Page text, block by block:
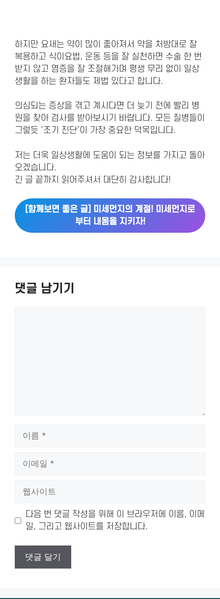
하지만 요새는 약이 많이 좋아져서 약을 처방대로 잘
복용하고 식이요법, 운동 등을 잘 실천하면 수술 한 번
받지 않고 염증을 잘 조절해가며 평생 무리 없이 일상
생활을 하는 환자들도 제법 있다고 합니다.
의심되는 증상을 겪고 계시다면 더 늦기 전에 빨리 병
원을 찾아 검사를 받아보시기 바랍니다. 모든 질병들이
그렇듯 ‘조기 진단’이 가장 중요한 덕목입니다.
저는 더욱 일상생활에 도움이 되는 정보를 가지고 돌아
오겠습니다.
긴 글 끝까지 읽어주셔서 대단히 감사합니다!
[함께보면 좋은 글] 미세먼지의 계절! 미세먼지로
부터 내몸을 지키자!
댓글 남기기
트
다음 번 댓글 작성을 위해 이 브라우저에 이름, 이메
일, 그리고 웹사이트를 저장합니다.